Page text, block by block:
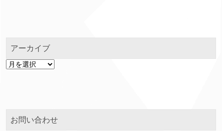
アーカイブ
ア
お問い合わせ